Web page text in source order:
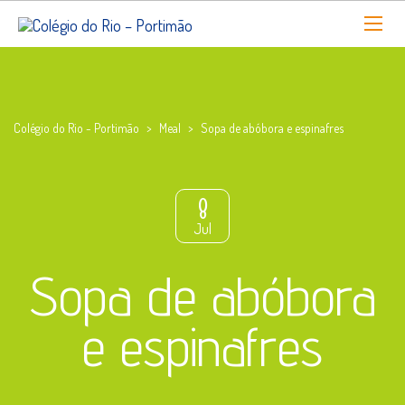
Colégio do Rio - Portimão > Meal > Sopa de abóbora e espinafres
8
Jul
Sopa de abóbora
e espinafres